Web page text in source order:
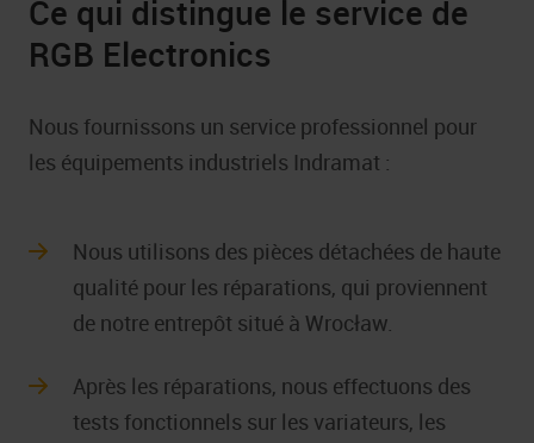
Ce qui distingue le service de
RGB Electronics
Nous fournissons un service professionnel pour
les équipements industriels Indramat :
Nous utilisons des pièces détachées de haute
qualité pour les réparations, qui proviennent
de notre entrepôt situé à Wrocław.
Après les réparations, nous effectuons des
tests fonctionnels sur les variateurs, les